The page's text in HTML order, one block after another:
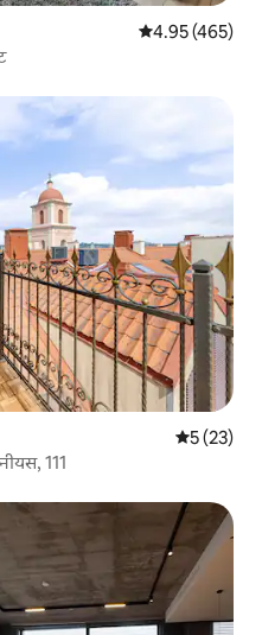
औसत रेटिंग 5 में से
4.95 (465)
औसत रेटिंग
5 (23)
111